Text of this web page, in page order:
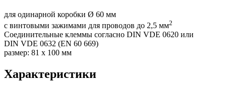
для одинарной коробки Ø 60 мм
с винтовыми зажимами для проводов до 2,5 мм2
Соединительные клеммы согласно DIN VDE 0620 или
DIN VDE 0632 (EN 60 669)
размер: 81 x 100 мм
Характеристики